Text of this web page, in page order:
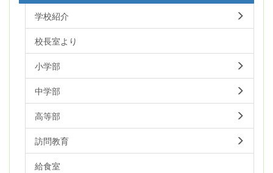
学校紹介
校長室より
小学部
中学部
高等部
訪問教育
給食室